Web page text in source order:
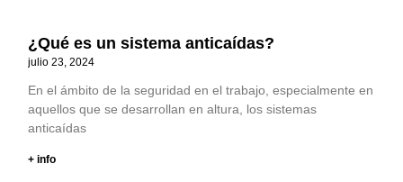
¿Qué es un sistema anticaídas?
julio 23, 2024
En el ámbito de la seguridad en el trabajo, especialmente en
aquellos que se desarrollan en altura, los sistemas
anticaídas
+ info